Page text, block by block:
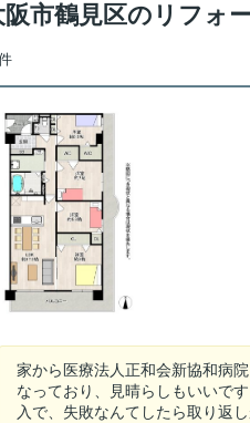
阪市鶴見区のリフォ
家から医療法人正和会新協和病
なっており、見晴らしもいいで
入で、失敗なんてしたら取り返